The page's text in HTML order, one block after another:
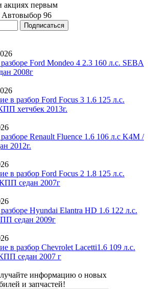
акциях первым
Автовыбор 96
Ford Mondeo 4 2.3 160 л.с. SEBA
2008г
в разбор Ford Focus 3 1.6 125 л.с.
хетчбек 2013г.
Renault Fluence 1.6 106 л.с K4M /
2012г.
в разбор Ford Focus 2 1.8 125 л.с.
седан 2007г
Hyundai Elantra HD 1.6 122 л.с.
седан 2009г
в разбор Chevrolet Lacetti1.6 109 л.с.
седан 2007 г
информацию о новых
и запчастей!